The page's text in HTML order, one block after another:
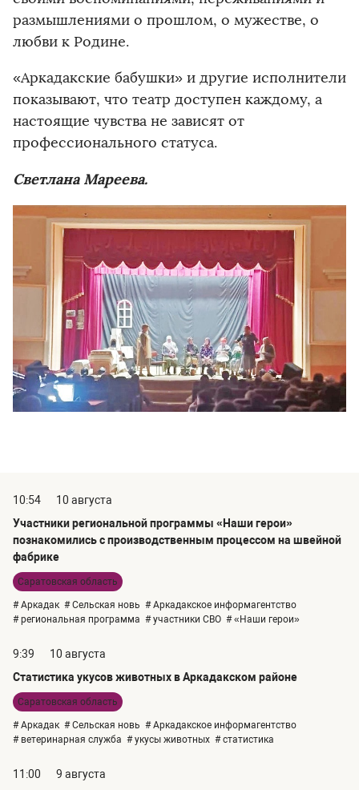
размышлениями о прошлом, о мужестве, о
любви к Родине.
«Аркадакские бабушки» и другие исполнители
показывают, что театр доступен каждому, а
настоящие чувства не зависят от
профессионального статуса.
Светлана Мареева.
10:54
10 августа
Участники региональной программы «Наши герои»
познакомились с производственным процессом на швейной
фабрике
Саратовская область
# Аркадак # Сельская новь # Аркадакское информагентство
# региональная программа # участники СВО # «Наши герои»
9:39
10 августа
Статистика укусов животных в Аркадакском районе
Саратовская область
# Аркадак # Сельская новь # Аркадакское информагентство
# ветеринарная служба # укусы животных # статистика
11:00
9 августа